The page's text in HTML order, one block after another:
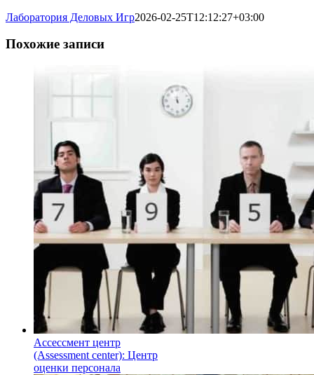
Лаборатория Деловых Игр2026-02-25T12:12:27+03:00
Похожие записи
Ассессмент центр
(Assessment center): Центр
оценки персонала